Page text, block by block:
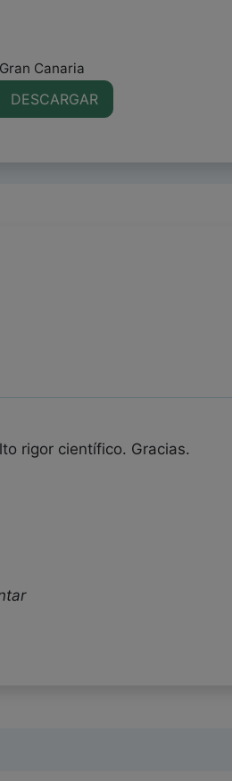
Canaria
rigor científico. Gracias.